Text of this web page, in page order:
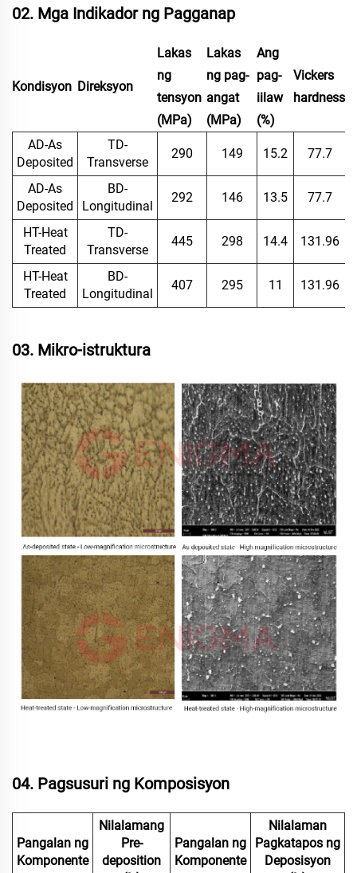
02. Mga Indikador ng Pagganap
Kondisyon Direksyon
Lakas
ng
tensyon
(MPa)
Lakas
ng pag-
angat
(MPa)
Ang
pag-
iilaw
(%)
Vickers
hardness
AD-As
Deposited
TD-
Transverse
290 149 15.2 77.7
AD-As
Deposited
BD-
Longitudinal
292 146 13.5 77.7
HT-Heat
Treated
TD-
Transverse
445 298 14.4 131.96
HT-Heat
Treated
BD-
Longitudinal
407 295 11 131.96
03. Mikro-istruktura
04. Pagsusuri ng Komposisyon
Pangalan ng
Komponente
Nilalamang
Pre-
deposition
Pangalan ng
Komponente
Nilalaman
Pagkatapos ng
Deposisyon